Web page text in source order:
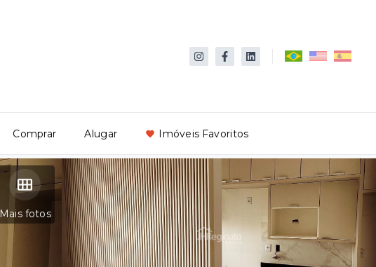
Comprar Alugar Imóveis Favoritos
Mais fotos